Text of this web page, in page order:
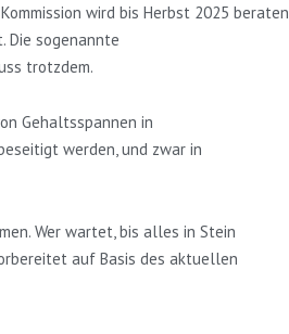
wird bis Herbst 2025 beraten,
Die sogenannte
trotzdem.
Gehaltsspannen in
werden, und zwar in
Wer wartet, bis alles in Stein
auf Basis des aktuellen